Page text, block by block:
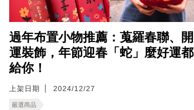
過年布置小物推薦：蒐羅春聯、開
運裝飾，年節迎春「蛇」麼好運都
給你！
上架日期 2024/12/27
嚴選商品